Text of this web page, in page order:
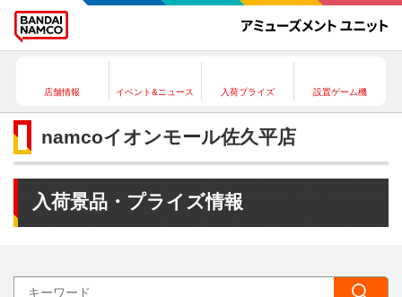
店舗情報 イベント&ニュース 入荷プライズ 設置ゲーム機
namcoイオンモール佐久平店
入荷景品・プライズ情報